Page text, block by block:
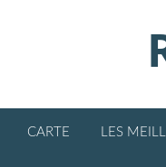
CARTE LES